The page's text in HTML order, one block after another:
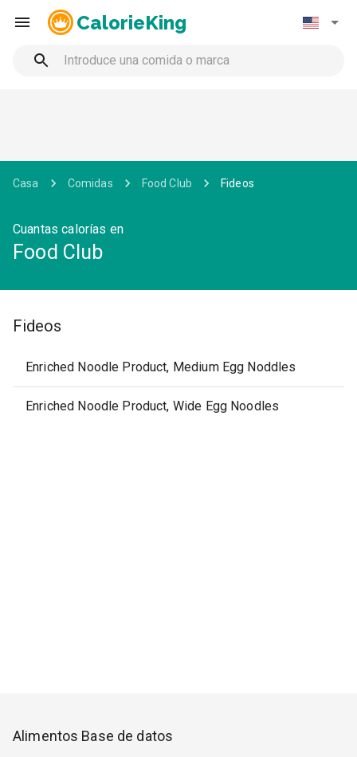
CalorieKing
Casa Comidas Food Club Fideos
Cuantas calorías en
Food Club
Fideos
Enriched Noodle Product, Medium Egg Noddles
Enriched Noodle Product, Wide Egg Noodles
Alimentos Base de datos